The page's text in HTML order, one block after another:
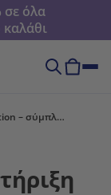
όλα
καλάθι
GLP-1 Modulation – σύμπλεγμα για υποστήριξη του μεταβολισμού